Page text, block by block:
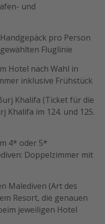
und
pro Person
Fluglinie
Hotel nach Wahl in
inklusive Frühstück
Khalifa (Ticket für die
Khalifa im 124. und 125.
4* oder 5*
Doppelzimmer mit
Malediven (Art des
Resort, die genauen
jeweiligen Hotel